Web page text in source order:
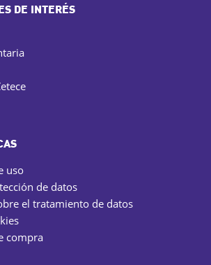
DE INTERÉS
uso
de datos
el tratamiento de datos
compra